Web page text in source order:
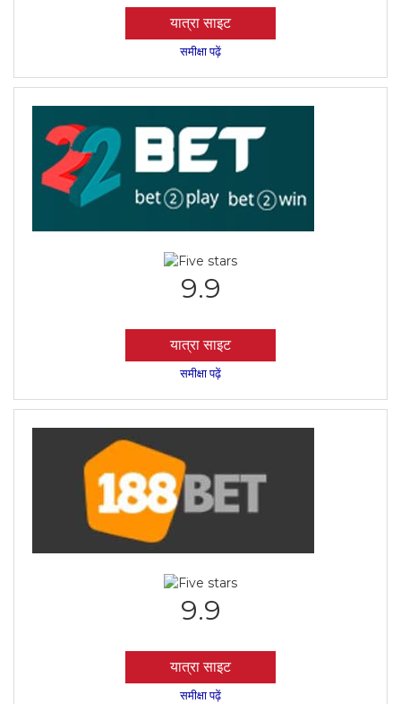
यात्रा साइट
समीक्षा पढ़ें
9.9
यात्रा साइट
समीक्षा पढ़ें
9.9
यात्रा साइट
समीक्षा पढ़ें